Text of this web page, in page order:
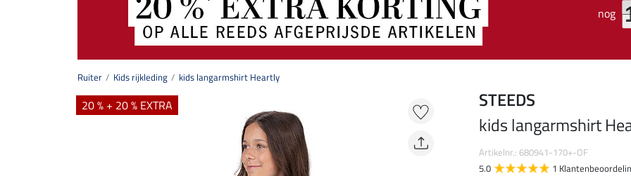
nog
Ruiter Kids rijkleding kids langarmshirt Heartly
20 % + 20 % EXTRA
STEEDS
kids langarmshirt
Artikelnr.: 680941-170+-OF
5.0
1